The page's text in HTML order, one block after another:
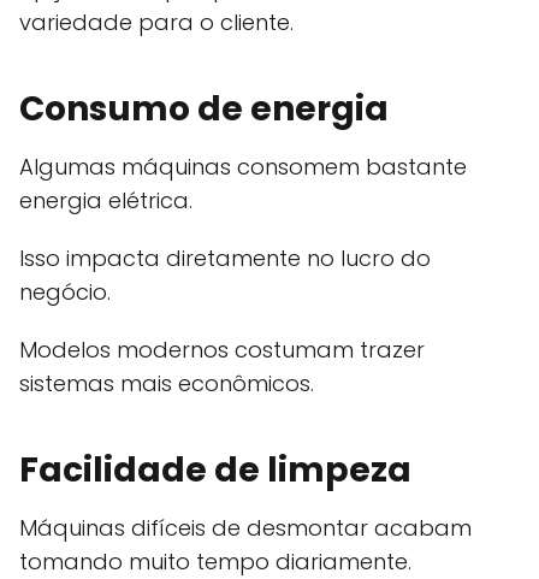
variedade para o cliente.
Consumo de energia
Algumas máquinas consomem bastante
energia elétrica.
Isso impacta diretamente no lucro do
negócio.
Modelos modernos costumam trazer
sistemas mais econômicos.
Facilidade de limpeza
Máquinas difíceis de desmontar acabam
tomando muito tempo diariamente.